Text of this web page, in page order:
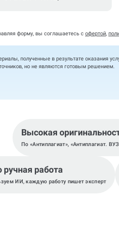
форму, вы соглашаетесь с офертой,
полученные в результате оказания
но не являются готовым решением.
Высокая
По «Антиплагиат», «Антиплагиат.
ручная работа
ИИ, каждую работу пишет эксперт